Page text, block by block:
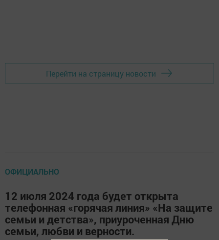
Перейти на страницу новости
ОФИЦИАЛЬНО
12 июля 2024 года будет открыта
телефонная «горячая линия» «На защите
семьи и детства», приуроченная Дню
семьи, любви и верности.